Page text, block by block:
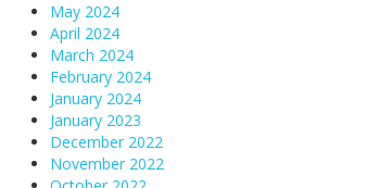
May 2024
April 2024
March 2024
February 2024
January 2024
January 2023
December 2022
November 2022